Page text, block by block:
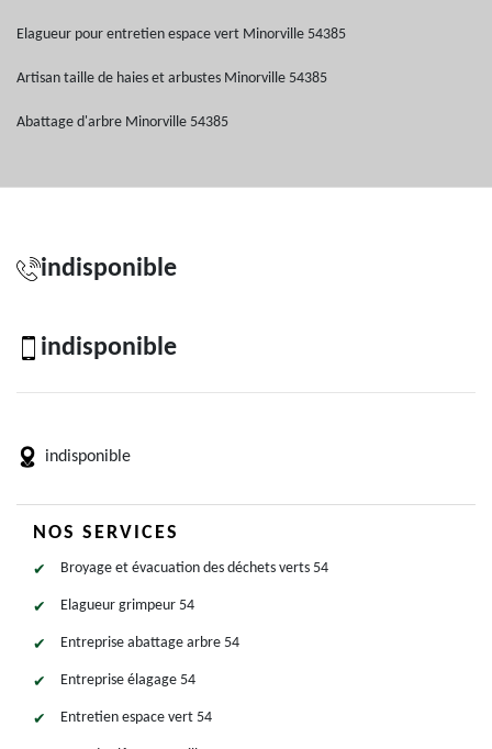
Elagueur pour entretien espace vert Minorville 54385
Artisan taille de haies et arbustes Minorville 54385
Abattage d'arbre Minorville 54385
indisponible
indisponible
indisponible
NOS SERVICES
Broyage et évacuation des déchets verts 54
Elagueur grimpeur 54
Entreprise abattage arbre 54
Entreprise élagage 54
Entretien espace vert 54